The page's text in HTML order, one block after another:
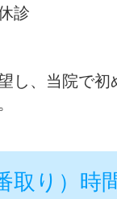
診
し、当院で初
取り）時